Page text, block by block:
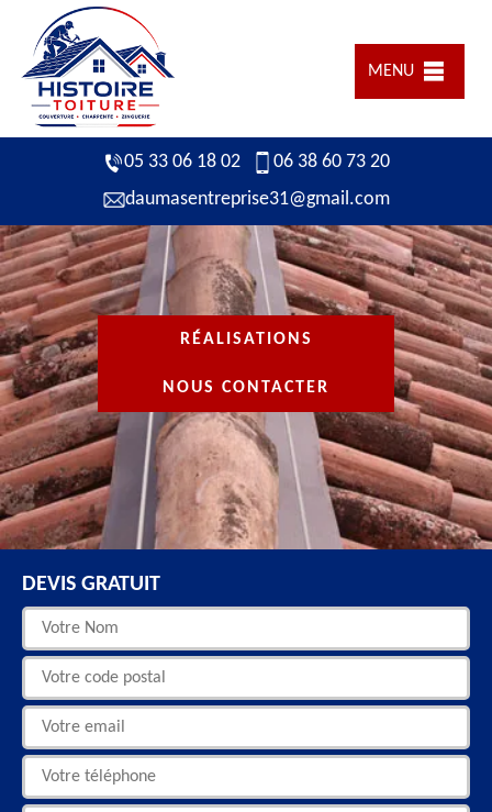
MENU
05 33 06 18 02
06 38 60 73 20
daumasentreprise31@gmail.com
RÉALISATIONS
NOUS CONTACTER
DEVIS GRATUIT